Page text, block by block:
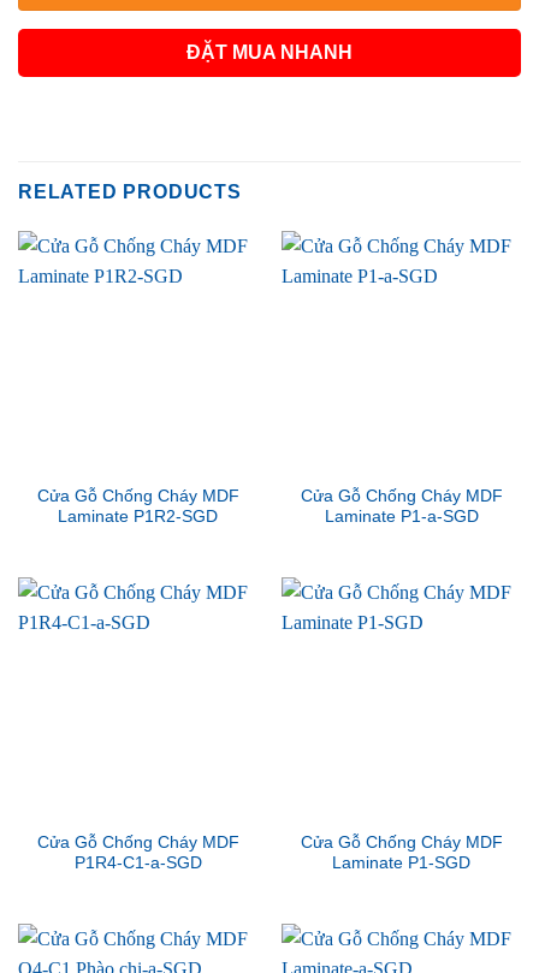
ĐẶT MUA NHANH
RELATED PRODUCTS
Cửa Gỗ Chống Cháy MDF
Laminate P1R2-SGD
Cửa Gỗ Chống Cháy MDF
Laminate P1-a-SGD
Cửa Gỗ Chống Cháy MDF
P1R4-C1-a-SGD
Cửa Gỗ Chống Cháy MDF
Laminate P1-SGD